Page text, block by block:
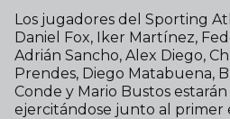
Los jugadores del Sporting
Daniel Fox, Iker Martínez,
Adrián Sancho, Alex Diego,
Prendes, Diego Matabuena,
Conde y Mario Bustos
ejercitándose junto al primer